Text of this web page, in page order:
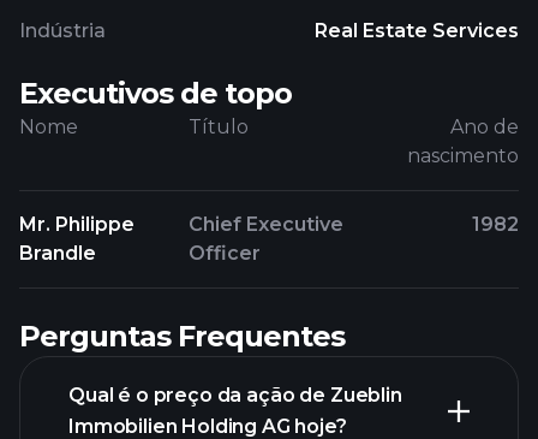
Indústria Real Estate Services
Executivos de topo
Nome Título
Ano de
nascimento
Mr. Philippe
Brandle
Chief Executive
Officer
1982
Perguntas Frequentes
Qual é o preço da ação de Zueblin
Immobilien Holding AG hoje?